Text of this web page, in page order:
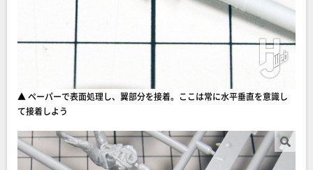
▲ ペーパーで表面処理し、翼部分を接着。ここは常に水平垂直を意識し
て接着しよう